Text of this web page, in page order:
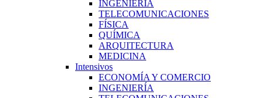
INGENIERÍA
TELECOMUNICACIONES
FÍSICA
QUÍMICA
ARQUITECTURA
MEDICINA
Intensivos
ECONOMÍA Y COMERCIO
INGENIERÍA